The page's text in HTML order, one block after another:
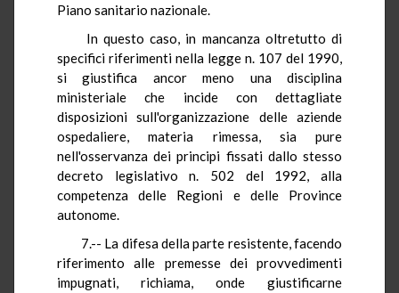
Piano sanitario nazionale.
In questo caso, in mancanza oltretutto di
specifici riferimenti nella legge n. 107 del 1990,
si giustifica ancor meno una disciplina
ministeriale che incide con dettagliate
disposizioni sull'organizzazione delle aziende
ospedaliere, materia rimessa, sia pure
nell'osservanza dei principi fissati dallo stesso
decreto legislativo n. 502 del 1992, alla
competenza delle Regioni e delle Province
autonome.
7.-- La difesa della parte resistente, facendo
riferimento alle premesse dei provvedimenti
impugnati, richiama, onde giustificarne